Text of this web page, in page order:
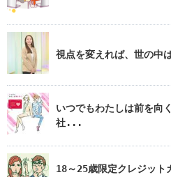
視点を変えれば、世の
いつでもわたしは前を向
社...
18～25歳限定クレジット